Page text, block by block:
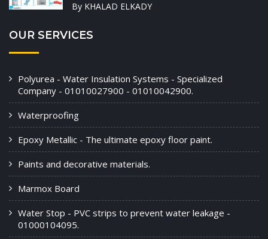
By KHALAD ELKADY
OUR SERVICES
Polyurea - Water Insulation Systems - Specialized
Company - 01010027900 - 01010042900.
Waterproofing
Epoxy Metallic - The ultimate epoxy floor paint.
Paints and decorative materials.
Marmox Board
Water Stop - PVC strips to prevent water leakage -
01000104095.